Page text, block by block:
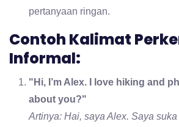
pertanyaan ringan.
Contoh Kalimat
Informal:
"Hi, I’m Alex. I love hiking and
about you?"
Artinya: Hai, saya Alex. Saya